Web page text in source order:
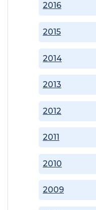
2009
2010
2011
2012
2013
2014
2015
2016